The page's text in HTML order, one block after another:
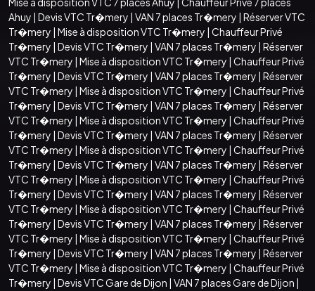
Ahuy | Devis VTC Tr�mery | VAN 7 places Tr�mery | Réserver VTC
Tr�mery | Mise à disposition VTC Tr�mery | Chauffeur Privé
Tr�mery | Devis VTC Tr�mery | VAN 7 places Tr�mery | Réserver
VTC Tr�mery | Mise à disposition VTC Tr�mery | Chauffeur Privé
Tr�mery | Devis VTC Tr�mery | VAN 7 places Tr�mery | Réserver
VTC Tr�mery | Mise à disposition VTC Tr�mery | Chauffeur Privé
Tr�mery | Devis VTC Tr�mery | VAN 7 places Tr�mery | Réserver
VTC Tr�mery | Mise à disposition VTC Tr�mery | Chauffeur Privé
Tr�mery | Devis VTC Tr�mery | VAN 7 places Tr�mery | Réserver
VTC Tr�mery | Mise à disposition VTC Tr�mery | Chauffeur Privé
Tr�mery | Devis VTC Tr�mery | VAN 7 places Tr�mery | Réserver
VTC Tr�mery | Mise à disposition VTC Tr�mery | Chauffeur Privé
Tr�mery | Devis VTC Tr�mery | VAN 7 places Tr�mery | Réserver
VTC Tr�mery | Mise à disposition VTC Tr�mery | Chauffeur Privé
Tr�mery | Devis VTC Tr�mery | VAN 7 places Tr�mery | Réserver
VTC Tr�mery | Mise à disposition VTC Tr�mery | Chauffeur Privé
Tr�mery | Devis VTC Tr�mery | VAN 7 places Tr�mery | Réserver
VTC Tr�mery | Mise à disposition VTC Tr�mery | Chauffeur Privé
Tr�mery | Devis VTC Gare de Dijon | VAN 7 places Gare de Dijon |